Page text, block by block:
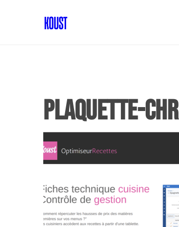
plaquette-chr